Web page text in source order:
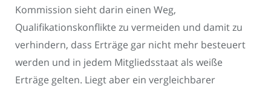
Kommission sieht darin einen Weg,
Qualifikationskonflikte zu vermeiden und damit zu
verhindern, dass Erträge gar nicht mehr besteuert
werden und in jedem Mitgliedsstaat als weiße
Erträge gelten. Liegt aber ein vergleichbarer